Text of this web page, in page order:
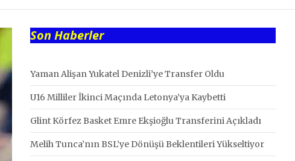
Son Haberler
Yaman Alişan Yukatel Denizli’ye Transfer Oldu
U16 Milliler İkinci Maçında Letonya’ya Kaybetti
Glint Körfez Basket Emre Ekşioğlu Transferini Açıkladı
Melih Tunca’nın BSL’ye Dönüşü Beklentileri Yükseltiyor